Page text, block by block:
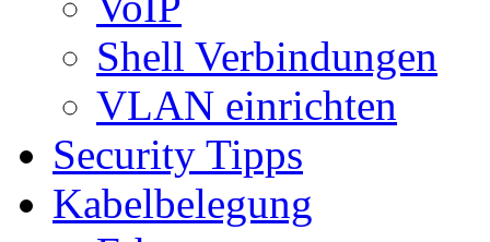
Shell Verbindungen
VLAN einrichten
Security Tipps
Kabelbelegung